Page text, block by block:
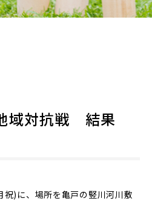
域対抗戦 結果
祝)に、場所を亀戸の竪川河川敷